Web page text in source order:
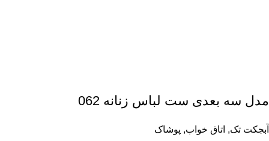
مدل سه بعدی ست لباس زنانه 062
آبجکت تک, اتاق خواب, پوشاک